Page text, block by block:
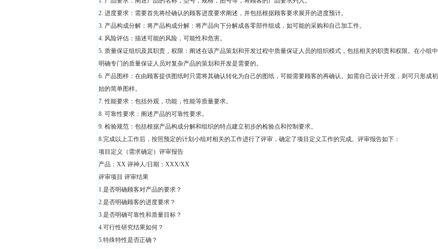
2. 进度要求：需要首先将经确认的顾客进度要求阐述，并包括根据顾客要求展开的进度预计。
3. 产品构成分解：将产品构成分解：将产品向下分解成各零部件组成，如可能的采购和自己加工件。
4. 风险评估：描述可能的风险，可能性和危害。
5. 质量保证组织及其职责，权限：阐述在该产品策划和开发过程中质量保证人员的组织模式，包括相关的职责和权限。在小组中
明确专门的质量保证人员对复杂产品的策划和开发是需要的。
6. 产品图样：在由顾客提供图纸时只需将其确认转化为自己的图纸，可能需要顾客的再确认。如需自己设计开发，则可只形成初
始的简单图样。
7. 性能要求：包括外观，功能，性能等质量要求。
8. 可靠性要求：阐述产品的可靠性要求。
9. 检验规范：包括根据产品构成分解和组织的特点建立初步的检验点和控制要求。
8.完成以上工作后，按照预定的计划小组对相关的工作进行了评审，确定了项目定义工作的完成。评审报告如下：
项目定义（需求确定）评审报告
产品：XX 评神人/日期：XXX/XX
评审项目 评审结果
1.是否明确顾客对产品的要求？
2.是否明确顾客的进度要求？
3.是否明确可靠性和质量目标？
4.可行性研究结果如何？
5.特殊特性是否正确？